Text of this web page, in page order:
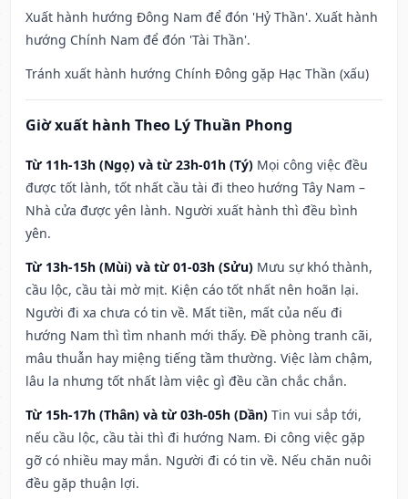
Xuất hành hướng Đông Nam để đón 'Hỷ Thần'. Xuất hành
hướng Chính Nam để đón 'Tài Thần'.
Tránh xuất hành hướng Chính Đông gặp Hạc Thần (xấu)
Giờ xuất hành Theo Lý Thuần Phong
Từ 11h-13h (Ngọ) và từ 23h-01h (Tý) Mọi công việc đều
được tốt lành, tốt nhất cầu tài đi theo hướng Tây Nam –
Nhà cửa được yên lành. Người xuất hành thì đều bình
yên.
Từ 13h-15h (Mùi) và từ 01-03h (Sửu) Mưu sự khó thành,
cầu lộc, cầu tài mờ mịt. Kiện cáo tốt nhất nên hoãn lại.
Người đi xa chưa có tin về. Mất tiền, mất của nếu đi
hướng Nam thì tìm nhanh mới thấy. Đề phòng tranh cãi,
mâu thuẫn hay miệng tiếng tầm thường. Việc làm chậm,
lâu la nhưng tốt nhất làm việc gì đều cần chắc chắn.
Từ 15h-17h (Thân) và từ 03h-05h (Dần) Tin vui sắp tới,
nếu cầu lộc, cầu tài thì đi hướng Nam. Đi công việc gặp
gỡ có nhiều may mắn. Người đi có tin về. Nếu chăn nuôi
đều gặp thuận lợi.